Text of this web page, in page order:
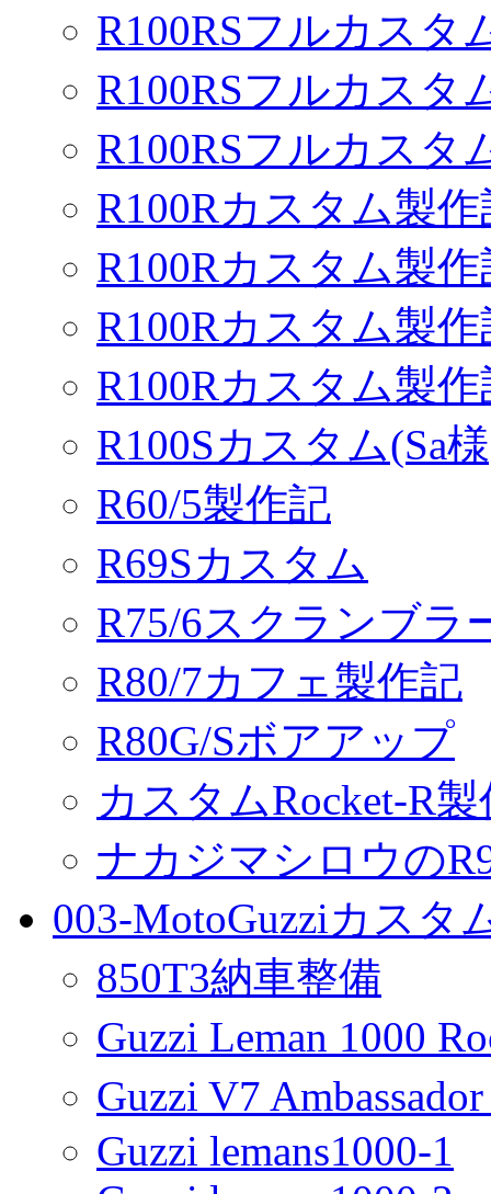
R100RSフルカスタ
R100RSフルカスタ
R100RSフルカスタ
R100Rカスタム製作
R100Rカスタム製作
R100Rカスタム製作
R100Rカスタム製
R100Sカスタム(Sa
R60/5製作記
R69Sカスタム
R75/6スクランブラ
R80/7カフェ製作記
R80G/Sボアアップ
カスタムRocket-R
ナカジマシロウの
003-MotoGuzziカスタ
850T3納車整備
Guzzi Leman 1000
Guzzi V7
Guzzi lemans1000-1